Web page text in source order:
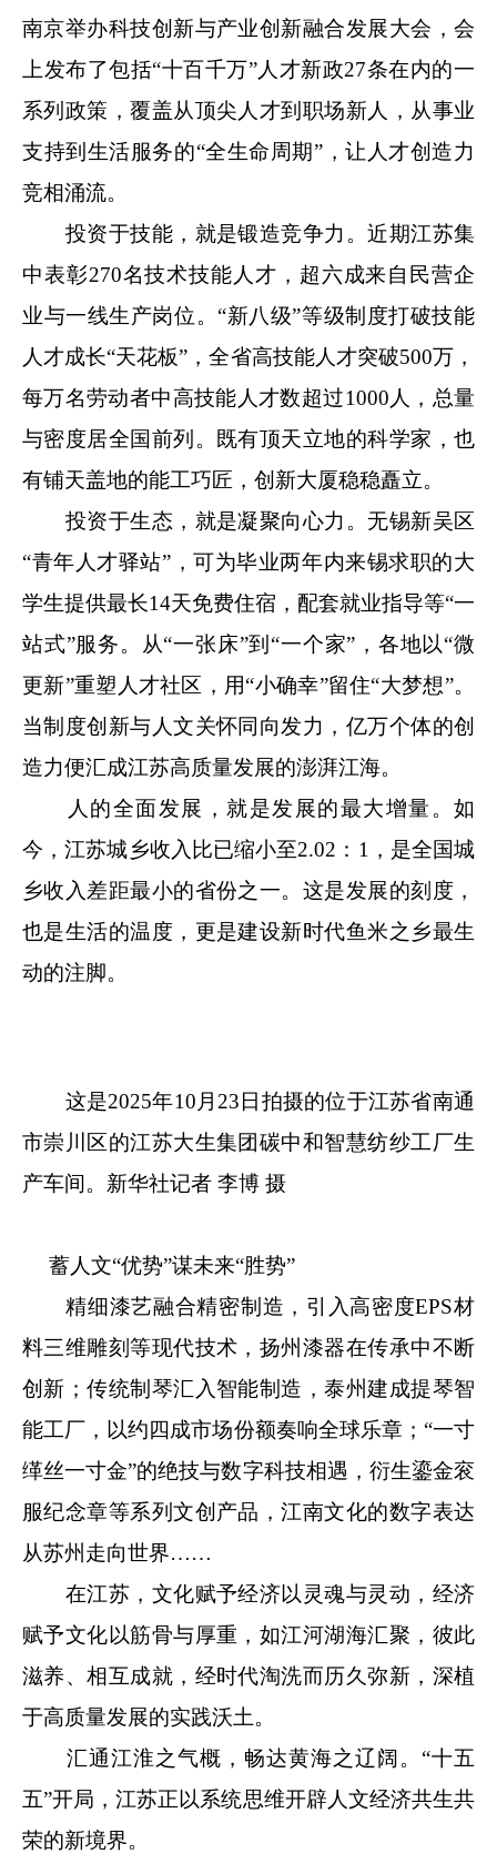
南京举办科技创新与产业创新融合发展大会，会
上发布了包括“十百千万”人才新政27条在内的一
系列政策，覆盖从顶尖人才到职场新人，从事业
支持到生活服务的“全生命周期”，让人才创造力
竞相涌流。
投资于技能，就是锻造竞争力。近期江苏集
中表彰270名技术技能人才，超六成来自民营企
业与一线生产岗位。“新八级”等级制度打破技能
人才成长“天花板”，全省高技能人才突破500万，
每万名劳动者中高技能人才数超过1000人，总量
与密度居全国前列。既有顶天立地的科学家，也
有铺天盖地的能工巧匠，创新大厦稳稳矗立。
投资于生态，就是凝聚向心力。无锡新吴区
“青年人才驿站”，可为毕业两年内来锡求职的大
学生提供最长14天免费住宿，配套就业指导等“一
站式”服务。从“一张床”到“一个家”，各地以“微
更新”重塑人才社区，用“小确幸”留住“大梦想”。
当制度创新与人文关怀同向发力，亿万个体的创
造力便汇成江苏高质量发展的澎湃江海。
人的全面发展，就是发展的最大增量。如
今，江苏城乡收入比已缩小至2.02：1，是全国城
乡收入差距最小的省份之一。这是发展的刻度，
也是生活的温度，更是建设新时代鱼米之乡最生
动的注脚。
这是2025年10月23日拍摄的位于江苏省南通
市崇川区的江苏大生集团碳中和智慧纺纱工厂生
产车间。新华社记者 李博 摄
蓄人文“优势”谋未来“胜势”
精细漆艺融合精密制造，引入高密度EPS材
料三维雕刻等现代技术，扬州漆器在传承中不断
创新；传统制琴汇入智能制造，泰州建成提琴智
能工厂，以约四成市场份额奏响全球乐章；“一寸
缂丝一寸金”的绝技与数字科技相遇，衍生鎏金衮
服纪念章等系列文创产品，江南文化的数字表达
从苏州走向世界……
在江苏，文化赋予经济以灵魂与灵动，经济
赋予文化以筋骨与厚重，如江河湖海汇聚，彼此
滋养、相互成就，经时代淘洗而历久弥新，深植
于高质量发展的实践沃土。
汇通江淮之气概，畅达黄海之辽阔。“十五
五”开局，江苏正以系统思维开辟人文经济共生共
荣的新境界。